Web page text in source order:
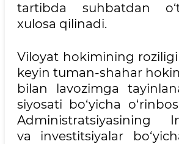
tartibda suhbatdan
xulosa qilinadi.
Viloyat hokimining
keyin tuman-shahar
bilan lavozimga
siyosati bo‘yicha
Administratsiyasining
va investitsiyalar